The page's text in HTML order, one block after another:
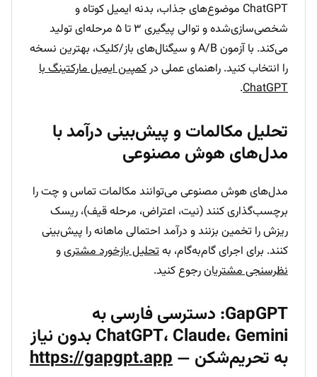
ChatGPT موضوع‌های جذاب، بدنه ایمیل کوتاه و
شخصی‌سازی‌شده و توالی پیگیری ۳ تا ۵ مرحله‌ای تولید
می‌کند. با آزمون A/B و سیگنال‌های باز/کلیک، بهترین نسخه
را انتخاب کنید. راهنمای عملی درکمپین ایمیل مارکتینگ با
ChatGPT
.
تحلیل مکالمات و پیش‌بینی درآمد با
مدل‌های هوش مصنوعی
مدل‌های هوش مصنوعی می‌توانند مکالمات تماس و چت را
برچسب‌گذاری کنند (نیت، اعتراض، مرحله قیف)، ریسک
ریزش را تخمین بزنند و درآمد احتمالی ماهانه را پیش‌بینی
کنند. برای اجرای گام‌به‌گام، بهتحلیل بازخورد مشتریو
نظرسنجی مشتریانرجوع کنید.
GapGPT: دسترسی فارسی به
ChatGPT، Claude، Gemini بدون نیاز
به تحریم‌شکن —https://gapgpt.app